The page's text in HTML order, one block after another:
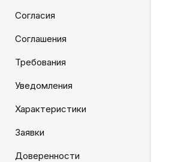
Согласия
Соглашения
Требования
Уведомления
Характеристики
Заявки
Доверенности